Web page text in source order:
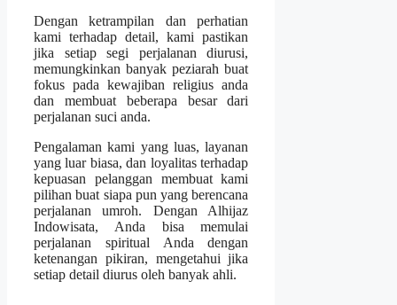
Dengan ketrampilan dan perhatian
kami terhadap detail, kami pastikan
jika setiap segi perjalanan diurusi,
memungkinkan banyak peziarah buat
fokus pada kewajiban religius anda
dan membuat beberapa besar dari
perjalanan suci anda.
Pengalaman kami yang luas, layanan
yang luar biasa, dan loyalitas terhadap
kepuasan pelanggan membuat kami
pilihan buat siapa pun yang berencana
perjalanan umroh. Dengan Alhijaz
Indowisata, Anda bisa memulai
perjalanan spiritual Anda dengan
ketenangan pikiran, mengetahui jika
setiap detail diurus oleh banyak ahli.